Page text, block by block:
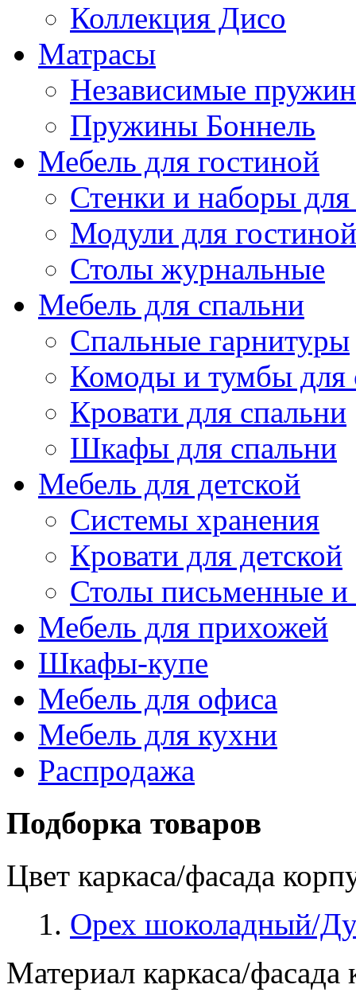
Коллекция Дисо
Матрасы
Независимые
Пружины Боннель
Мебель для гостиной
Стенки и наборы для
Модули для гостиной
Столы журнальные
Мебель для спальни
Спальные гарнитуры
Комоды и тумбы для
Кровати для спальни
Шкафы для спальни
Мебель для детской
Системы хранения
Кровати для детской
Столы письменные
Мебель для прихожей
Шкафы-купе
Мебель для офиса
Мебель для кухни
Распродажа
Подборка товаров
Цвет каркаса/фасада
Орех шоколадный/
Материал каркаса/